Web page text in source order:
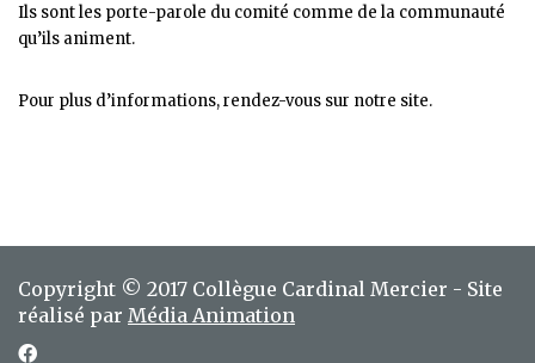
Ils sont les porte-parole du comité comme de la communauté
qu’ils animent.
Pour plus d’informations, rendez-vous sur notre site.
Copyright © 2017 Collègue Cardinal Mercier - Site
réalisé par Média Animation